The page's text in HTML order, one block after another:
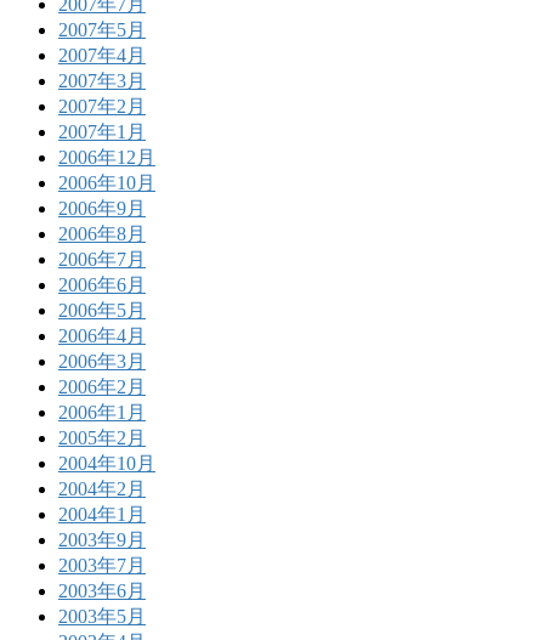
2007年7月
2007年5月
2007年4月
2007年3月
2007年2月
2007年1月
2006年12月
2006年10月
2006年9月
2006年8月
2006年7月
2006年6月
2006年5月
2006年4月
2006年3月
2006年2月
2006年1月
2005年2月
2004年10月
2004年2月
2004年1月
2003年9月
2003年7月
2003年6月
2003年5月